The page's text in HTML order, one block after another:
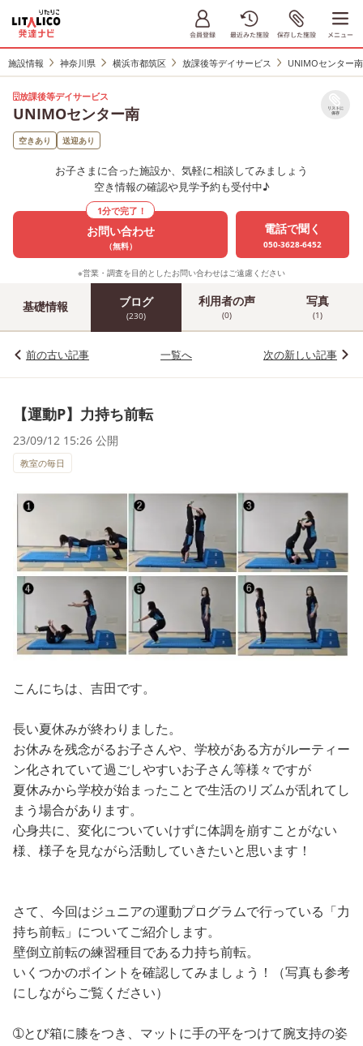
施設情報 神奈川県 横浜市都筑区 放課後等デイサービス UNIMOセンター南
放課後等デイサービス
UNIMOセンター南 リストに
保存
空きあり 送迎あり
お子さまに合った施設か、気軽に相談してみましょう
空き情報の確認や見学予約も受付中♪
1分で完了！
お問い合わせ
（無料）
電話で聞く
050-3628-6452
※営業・調査を目的としたお問い合わせはご遠慮ください
基礎情報 ブログ
(230)
利用者の声
(0)
写真
(1)
前の古い記事 一覧へ 次の新しい記事
【運動P】力持ち前転
23/09/12 15:26 公開
教室の毎日
こんにちは、吉田です。
長い夏休みが終わりました。
お休みを残念がるお子さんや、学校がある方がルーティー
ン化されていて過ごしやすいお子さん等様々ですが
夏休みから学校が始まったことで生活のリズムが乱れてし
まう場合があります。
心身共に、変化についていけずに体調を崩すことがない
様、様子を見ながら活動していきたいと思います！
さて、今回はジュニアの運動プログラムで行っている「力
持ち前転」についてご紹介します。
壁倒立前転の練習種目である力持ち前転。
いくつかのポイントを確認してみましょう！（写真も参考
にしながらご覧ください）
➀とび箱に膝をつき、マットに手の平をつけて腕支持の姿